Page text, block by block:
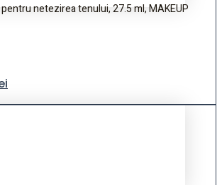
netezirea tenului, 27.5 ml, MAKEUP